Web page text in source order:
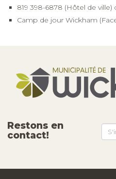
819 398-6878 (Hôtel de ville)
Camp de jour Wickham
Restons en
contact!